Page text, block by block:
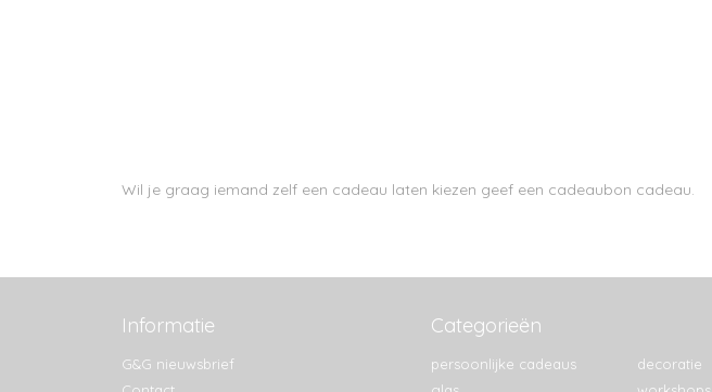
Wil je graag iemand zelf een cadeau laten kiezen geef een cadeaubon cadeau.
Informatie
G&G nieuwsbrief
Categorieën
persoonlijke cadeaus
decoratie